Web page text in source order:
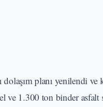
dolaşım planı yenilendi ve
ve 1.300 ton binder asfalt